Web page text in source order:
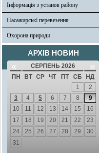
Інформація з установ району
Пасажирські перевезення
Охорона природи
АРХІВ НОВИН
« СЕРПЕНЬ 2026 »
ПН ВТ СР ЧТ ПТ СБ
НД
1
2
3
4 5 6 7 8
9
10
11 12 13 14 15
16
17
18 19 20 21 22
23
24
25 26 27 28 29
30
31